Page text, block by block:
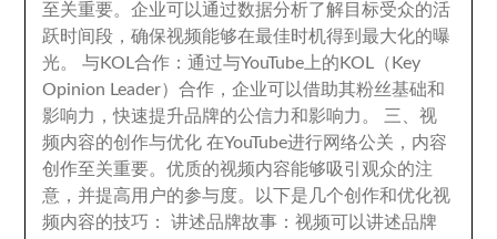
至关重要。企业可以通过数据分析了解目标受众的活
跃时间段 ，确保视频能够在最佳时机得到最大化的曝
光。与KOL合作 ：通过与YouTube上的KOL（Key
Opinion Leader）合作 ，企业可以借助其粉丝基础和
影响力 ，快速提升品牌的公信力和影响力 。 三 、视
频内容的创作与优化 在YouTube进行网络公关 ， 内容
创作至关重要。优质的视频内容能够吸引观众的注
意 ， 并提高用户的参与度。
以下是几个创作和优化视
频内容的技巧 ：讲述品牌故事 ：视频可以讲述品牌